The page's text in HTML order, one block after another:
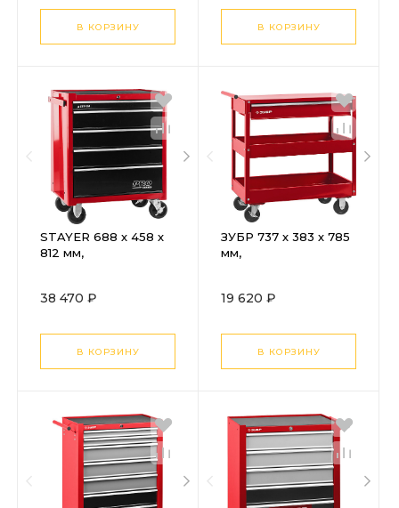
В КОРЗИНУ В КОРЗИНУ
STAYER 688 х 458 х
812 мм,
(38907-5)
38 470 ₽
В КОРЗИНУ
ЗУБР 737 х 383 х 785
мм,
выдвижным ящиком
19 620 ₽
В КОРЗИНУ